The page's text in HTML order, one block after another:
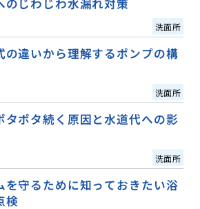
洗面所
の違いから理解するポンプの構
洗面所
タポタ続く原因と水道代への影
洗面所
を守るために知っておきたい浴
検